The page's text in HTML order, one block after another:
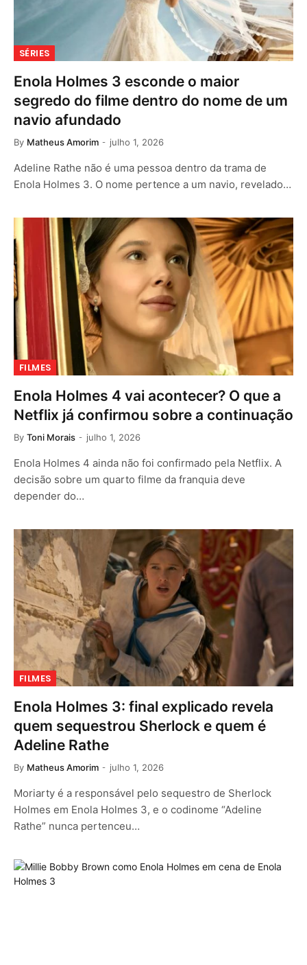
SÉRIES
Enola Holmes 3 esconde o maior
segredo do filme dentro do nome de um
navio afundado
By Matheus Amorim julho 1, 2026
Adeline Rathe não é uma pessoa dentro da trama de
Enola Holmes 3. O nome pertence a um navio, revelado…
FILMES
Enola Holmes 4 vai acontecer? O que a
Netflix já confirmou sobre a continuação
By Toni Morais julho 1, 2026
Enola Holmes 4 ainda não foi confirmado pela Netflix. A
decisão sobre um quarto filme da franquia deve
depender do…
FILMES
Enola Holmes 3: final explicado revela
quem sequestrou Sherlock e quem é
Adeline Rathe
By Matheus Amorim julho 1, 2026
Moriarty é a responsável pelo sequestro de Sherlock
Holmes em Enola Holmes 3, e o codinome “Adeline
Rathe” nunca pertenceu…